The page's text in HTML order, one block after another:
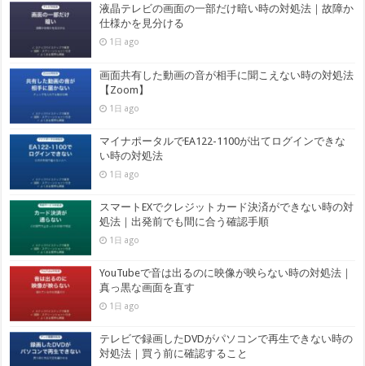
液晶テレビの画面の一部だけ暗い時の対処法｜故障か
仕様かを見分ける
1日 ago
画面共有した動画の音が相手に聞こえない時の対処法
【Zoom】
1日 ago
マイナポータルでEA122-1100が出てログインできな
い時の対処法
1日 ago
スマートEXでクレジットカード決済ができない時の対
処法｜出発前でも間に合う確認手順
1日 ago
YouTubeで音は出るのに映像が映らない時の対処法｜
真っ黒な画面を直す
1日 ago
テレビで録画したDVDがパソコンで再生できない時の
対処法｜買う前に確認すること